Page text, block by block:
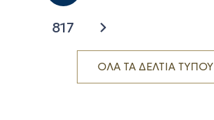
817
ΟΛΑ ΤΑ ΔΕΛΤΙΑ ΤΥΠΟΥ